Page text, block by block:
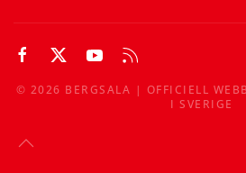
© 2026 BERGSALA | OFFICIELL
I SVERIGE